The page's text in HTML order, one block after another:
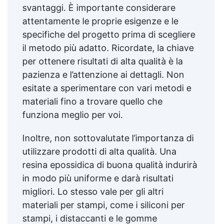
svantaggi. È importante considerare
attentamente le proprie esigenze e le
specifiche del progetto prima di scegliere
il metodo più adatto. Ricordate, la chiave
per ottenere risultati di alta qualità è la
pazienza e l’attenzione ai dettagli. Non
esitate a sperimentare con vari metodi e
materiali fino a trovare quello che
funziona meglio per voi.
Inoltre, non sottovalutate l’importanza di
utilizzare prodotti di alta qualità. Una
resina epossidica di buona qualità indurirà
in modo più uniforme e darà risultati
migliori. Lo stesso vale per gli altri
materiali per stampi, come i siliconi per
stampi, i distaccanti e le gomme